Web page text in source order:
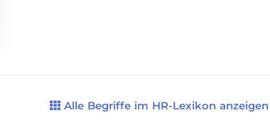
Alle Begriffe im HR-Lexikon anzeigen